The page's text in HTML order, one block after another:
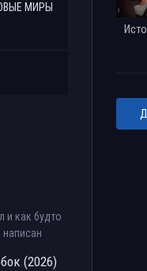
МИРЫ
и как будто
(2026)